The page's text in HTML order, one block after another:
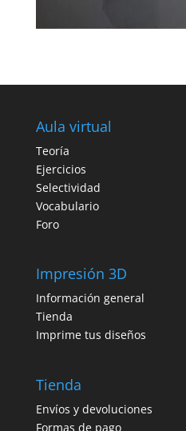
Aula virtual
Teoría
Ejercicios
Selectividad
Vocabulario
Foro
Impresión 3D
Información general
Tienda
Imprime tus diseños
Tienda
Envíos y devoluciones
Formas de pago